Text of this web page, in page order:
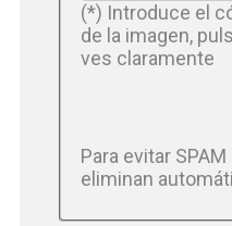
(*) Introduce el
de la imagen,
ves claramente
Para evitar
eliminan